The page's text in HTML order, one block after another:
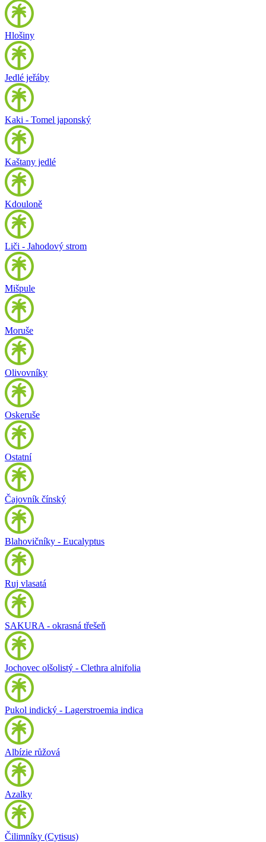
Hlošiny
Jedlé jeřáby
Kaki - Tomel japonský
Kaštany jedlé
Kdouloně
Liči - Jahodový strom
Mišpule
Moruše
Olivovníky
Oskeruše
Ostatní
Čajovník čínský
Blahovičníky - Eucalyptus
Ruj vlasatá
SAKURA - okrasná třešeň
Jochovec olšolistý - Clethra alnifolia
Pukol indický - Lagerstroemia indica
Albízie růžová
Azalky
Čilimníky (Cytisus)